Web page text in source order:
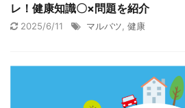
レ！健康知識〇×問題を紹介
2025/6/11 マルバツ 健康